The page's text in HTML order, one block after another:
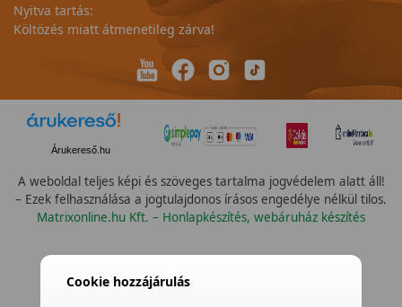
Nyitva tartás:
Költözés miatt átmenetileg zárva!
Árukereső.hu
A weboldal teljes képi és szöveges tartalma jogvédelem alatt áll!
– Ezek felhasználása a jogtulajdonos írásos engedélye nélkül tilos.
Matrixonline.hu Kft. – Honlapkészítés, webáruház készítés
Cookie hozzájárulás